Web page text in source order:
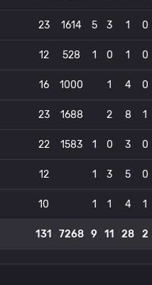
23 1614 5 3 1 0
12 528 1 0 1 0
16 1000 1 4 0
23 1688 2 8 1
22 1583 1 0 3 0
12 1 3 5 0
10 1 1 4 1
131 7268 9 11 28 2